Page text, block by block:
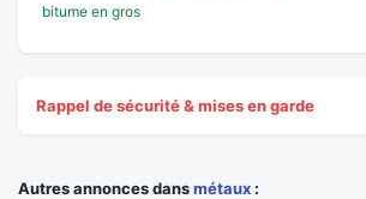
bitume en gros
Rappel de sécurité & mises en garde
Autres annonces dansmétaux :